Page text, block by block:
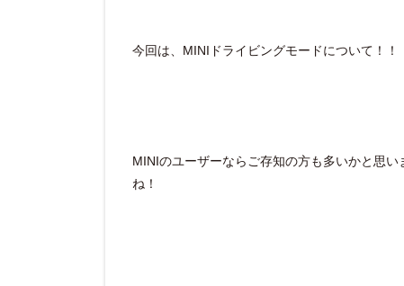
今回は、MINIドライビングモードについて！！
MINIのユーザーならご存知の方も多いかと思
ね！